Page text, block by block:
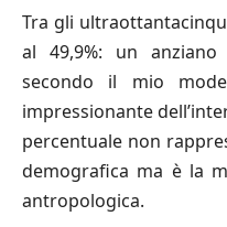
Tra gli
al 49,9%: un
secondo il mio
impressionante
percentuale non
demografica ma è la
antropologica.